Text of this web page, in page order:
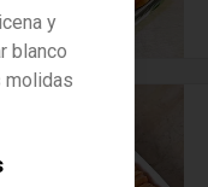
y
blanco
molidas